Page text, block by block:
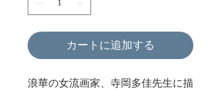
カートに追加する
浪華の女流画家、寺岡多佳先生に描